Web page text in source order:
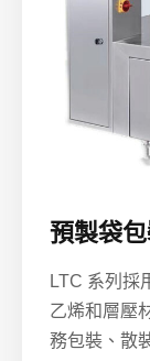
預製袋
LTC 系列採
乙烯和層壓
務包裝、散